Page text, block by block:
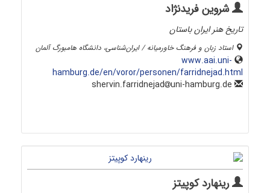
شروین فریدنژاد
تاریخ هنر ایران باستان
استاد زبان و فرهنگ خاورمیانه / ایران‌شناسی، دانشگاه هامبورگ آلمان
www.aai.uni-
hamburg.de/en/voror/personen/farridnejad.html
uni-hamburg.de
رینهارد کوپیتز